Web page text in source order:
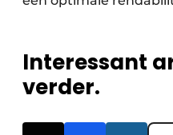
Interessant
verder.